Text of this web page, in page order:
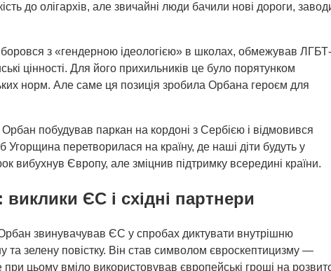
до олігархів, але звичайні люди бачили нові дороги,
з «гендерною ідеологією» в школах, обмежував ЛГБТ-
цінності. Для його прихильників це було порятунком
норм. Але саме ця позиція зробила Орбана героєм для
побудував паркан на кордоні з Сербією і відмовився
перетворилася на країну, де наші діти будуть у
вибухнув Європу, але зміцнив підтримку всередині країни.
ЄС і східні партнери
звинувачував ЄС у спробах диктувати внутрішню
та зелену повістку. Він став символом євроскептицизму —
цьому вміло використовував європейські гроші на